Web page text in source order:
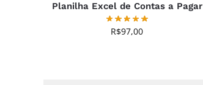
Planilha Excel de Contas a Pagar
R$97,00